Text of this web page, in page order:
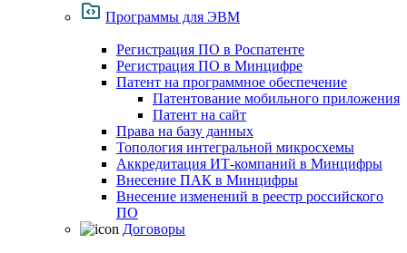
Программы для ЭВМ
Регистрация ПО в Роспатенте
Регистрация ПО в Минцифре
Патент на программное обеспечение
Патентование мобильного приложения
Патент на сайт
Права на базу данных
Топология интегральной микросхемы
Аккредитация ИТ-компаний в Минцифры
Внесение ПАК в Минцифры
Внесение изменений в реестр российского
ПО
Договоры